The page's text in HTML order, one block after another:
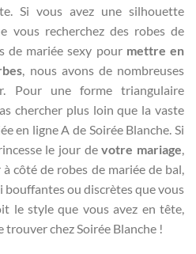
Si vous avez une silhouette
vous recherchez des robes de
de mariée sexy pour mettre en
, nous avons de nombreuses
Pour une forme triangulaire
chercher plus loin que la vaste
en ligne A de Soirée Blanche. Si
le jour devotre mariage,
côté de robes de mariée de bal,
bouffantes ou discrètes que vous
le style que vous avez en tête,
chez Soirée Blanche !